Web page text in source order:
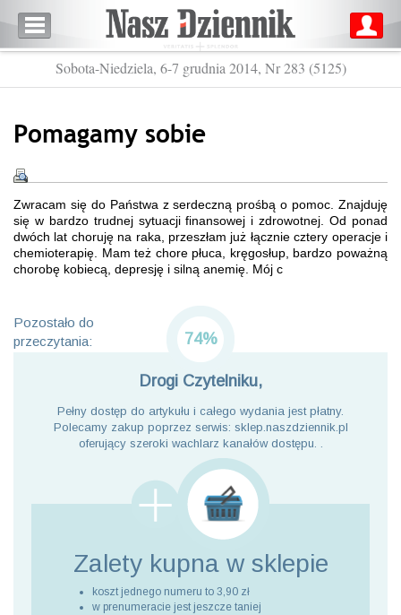
Sobota-Niedziela, 6-7 grudnia 2014, Nr 283 (5125)
Pomagamy sobie
Zwracam się do Państwa z serdeczną prośbą o pomoc. Znajduję
się w bardzo trudnej sytuacji finansowej i zdrowotnej. Od ponad
dwóch lat choruję na raka, przeszłam już łącznie cztery operacje i
chemioterapię. Mam też chore płuca, kręgosłup, bardzo poważną
chorobę kobiecą, depresję i silną anemię. Mój c
Pozostało do
przeczytania:
74%
Drogi Czytelniku,
Pełny dostęp do artykułu i całego wydania jest płatny.
Polecamy zakup poprzez serwis: sklep.naszdziennik.pl
oferujący szeroki wachlarz kanałów dostępu. .
Zalety kupna w sklepie
koszt jednego numeru to 3,90 zł
w prenumeracie jest jeszcze taniej